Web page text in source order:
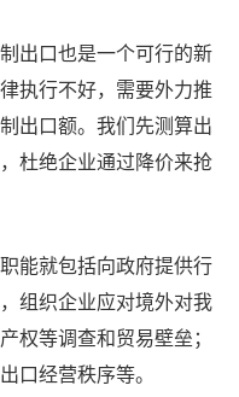
出口也是一个可行的新
执行不好，需要外力推
出口额。我们先测算出
杜绝企业通过降价来抢
能就包括向政府提供行
组织企业应对境外对我
权等调查和贸易壁垒；
口经营秩序等。